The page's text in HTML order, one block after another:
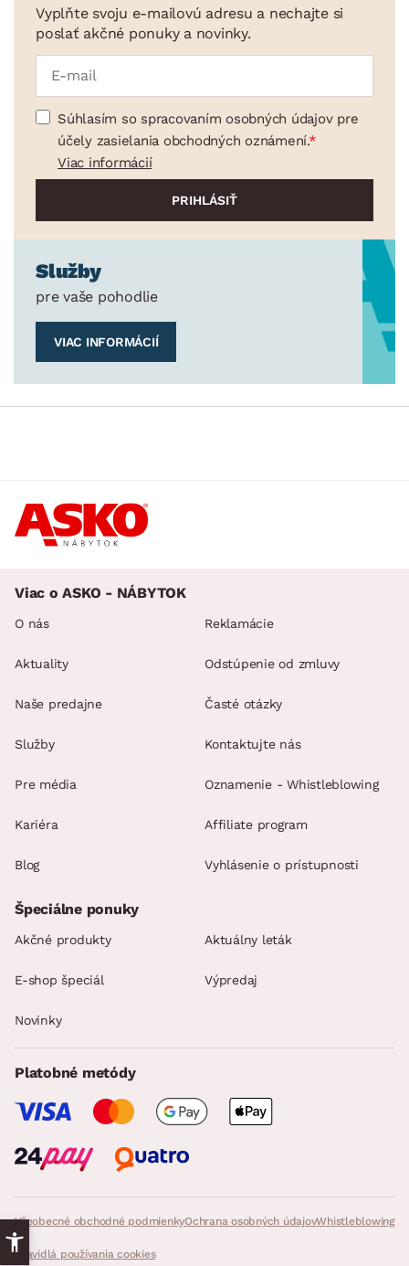
Vyplňte svoju e-mailovú adresu a nechajte si
poslať akčné ponuky a novinky.
Súhlasím so spracovaním osobných údajov pre
účely zasielania obchodných oznámení.
Viac informácií
Služby
pre vaše pohodlie
VIAC INFORMÁCIÍ
Viac o ASKO - NÁBYTOK
O nás
Aktuality
Naše predajne
Služby
Pre média
Kariéra
Blog
Reklamácie
Odstúpenie od zmluvy
Časté otázky
Kontaktujte nás
Oznamenie - Whistleblowing
Affiliate program
Vyhlásenie o prístupnosti
Všeobecné obchodné podmienkyOchrana osobných údajovWhistleblowing
Pravidlá používania cookies
Špeciálne ponuky
Akčné produkty Aktuálny leták
E-shop špeciál Výpredaj
Novinky
Platobné metódy